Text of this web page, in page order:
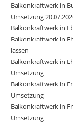
Balkonkraftwerk in
Umsetzung
Balkonkraftwerk in
Balkonkraftwerk in
lassen
Balkonkraftwerk in
Umsetzung
Balkonkraftwerk in
Umsetzung
Balkonkraftwerk in
Umsetzung